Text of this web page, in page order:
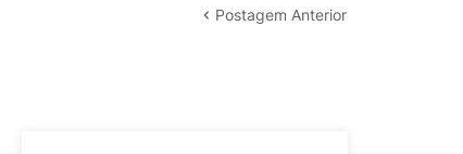
Postagem Anterior